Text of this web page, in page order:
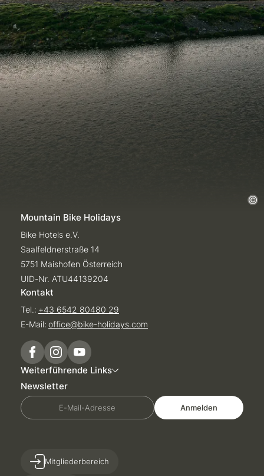
Mountain Bike Holidays
Bike Hotels e.V.
Saalfeldnerstraße 14
5751 Maishofen Österreich
UID-Nr. ATU44139204
Kontakt
Tel.: +43 6542 80480 29
E-Mail: office@bike-holidays.com
Weiterführende Links
Newsletter
E-Mail-Adresse Anmelden
Mitgliederbereich